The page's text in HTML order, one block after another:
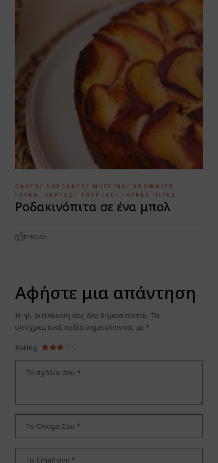
CAKES/ CUPCAKES/ MUFFINS/ BROWNIES
ΓΛΥΚΆ
ΤΆΡΤΕΣ/ ΤΟΎΡΤΕΣ/ ΓΛΥΚΈΣ ΠΊΤΕΣ
Ροδακινόπιτα σε ένα μπολ
ΕΎΚΟΛΟ
Αφήστε μια απάντηση
Η ηλ. διεύθυνση σας δεν δημοσιεύεται. Τα
υποχρεωτικά πεδία σημειώνονται με *
Rating